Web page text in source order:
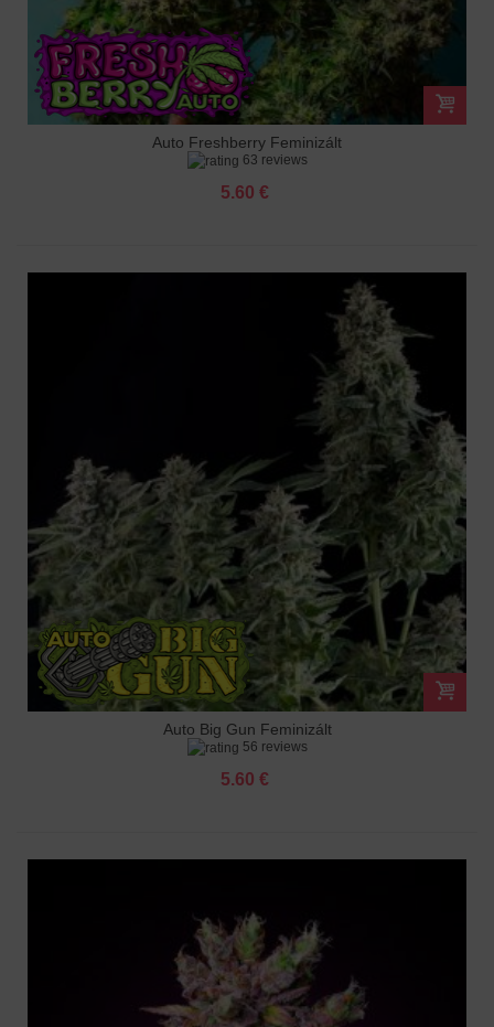
Auto Freshberry Feminizált
63 reviews
5.60 €
Auto Big Gun Feminizált
56 reviews
5.60 €